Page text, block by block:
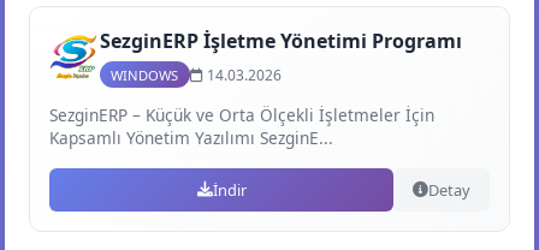
SezginERP İşletme Yönetimi Programı
WINDOWS 14.03.2026
SezginERP – Küçük ve Orta Ölçekli İşletmeler İçin
Kapsamlı Yönetim Yazılımı SezginE...
İndir Detay